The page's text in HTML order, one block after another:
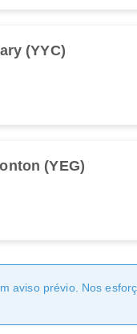
(YYC)
(YEG)
aviso prévio. Nos